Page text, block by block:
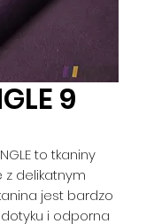
9
to tkaniny
z delikatnym
jest bardzo
i odporna